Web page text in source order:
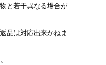
と若干異なる場合が
品は対応出来かねま